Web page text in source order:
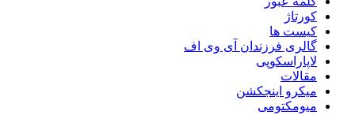
کورتاژ
کیست ها
گالری فرزندان آی وی اف
لاپاراسکوپی
مقالات
میکرو اینجکشن
میومکتومی